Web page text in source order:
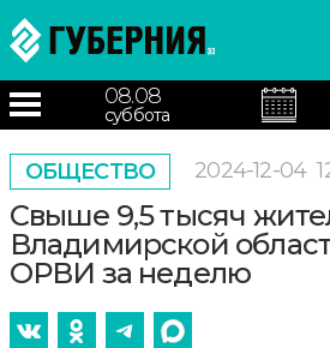
08.08
суббота
ОБЩЕСТВО 2024-12-04
Свыше 9,5 тысяч
Владимирской
ОРВИ за неделю